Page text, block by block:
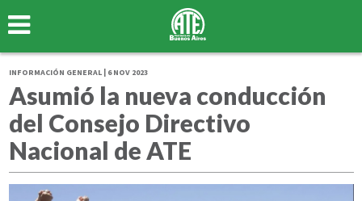
INFORMACIÓN GENERAL | 6 NOV 2023
Asumió la nueva conducción
del Consejo Directivo
Nacional de ATE